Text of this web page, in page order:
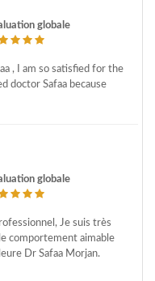
globale
, I am so satisfied for the
doctor Safaa because
globale
Je suis très
comportement aimable
Dr Safaa Morjan.